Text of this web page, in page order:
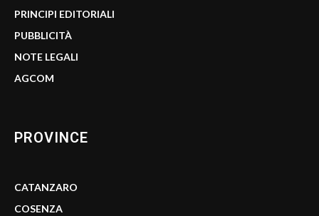
PRINCIPI EDITORIALI
PUBBLICITÀ
NOTE LEGALI
AGCOM
PROVINCE
CATANZARO
COSENZA